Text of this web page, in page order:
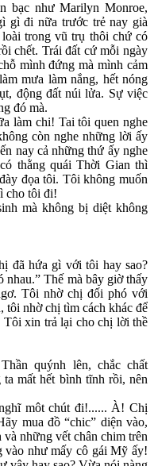
bạc như Marilyn Monroe,
gì đi nữa trước trẻ nay già
trong vũ trụ thôi chứ có
chết. Trái đất cứ mỗi ngày
mình đứng mà mình cảm
mưa làm nắng, hết nóng
động đất núi lửa. Sự việc
đó mà.
làm chi! Tai tôi quen nghe
còn nghe những lời ấy
nay cả những thứ ấy nghe
thằng quái Thời Gian thì
đọa tôi. Tôi không muốn
cho tôi đi!
mà không bị diệt không
đã hứa gì với tôi hay sao?
nhau.” Thế mà bây giờ thấy
Tôi nhờ chị đối phó với
nhờ chị tìm cách khác để
Tôi xin trả lại cho chị lời thề
quýnh lên, chắc chất
ta mất hết bình tĩnh rồi, nên
môt chút đi!...... À! Chị
mua đồ “chic” diện vào,
và những vết chân chim trên
vào như mấy cô gái Mỹ ấy!